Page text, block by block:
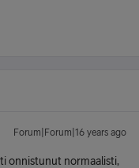
Forum|Forum|16 years ago
onnistunut normaalisti,